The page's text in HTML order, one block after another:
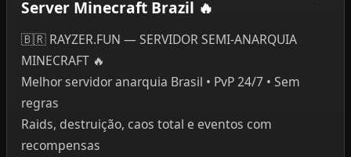
Server Minecraft Brazil 🔥
🇧🇷 RAYZER.FUN — SERVIDOR SEMI-ANARQUIA
MINECRAFT 🔥
Melhor servidor anarquia Brasil • PvP 24/7 • Sem
regras
Raids, destruição, caos total e eventos com
recompensas